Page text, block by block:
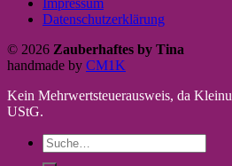
Impressum
Datenschutzerklärung
© 2026 Zauberhaftes by Tina
handmade by CM1K
Kein Mehrwertsteuerausweis, da
UStG.
Suche
nach: